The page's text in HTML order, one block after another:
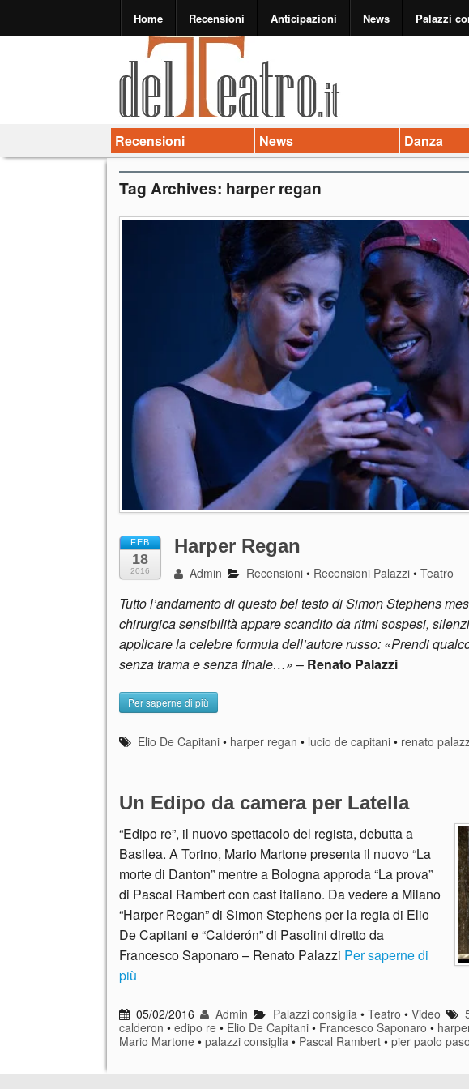
Home Recensioni Anticipazioni News Palazzi
Recensioni News Danza
Tag Archives: harper regan
FEB
18
2016
Harper Regan
Admin Recensioni • Recensioni Palazzi •Teatro
Tutto l’andamento di questo bel testo di Simon Stephens
chirurgica sensibilità appare scandito da ritmi sospesi,
applicare la celebre formula dell’autore russo: «Prendi
senza trama e senza finale…» – Renato Palazzi
Per saperne di più
Elio De Capitani • harper regan • lucio de capitani • renato
Un Edipo da camera per Latella
“Edipo re”, il nuovo spettacolo del regista, debutta a
Basilea. A Torino, Mario Martone presenta il nuovo “La
morte di Danton” mentre a Bologna approda “La prova”
di Pascal Rambert con cast italiano. Da vedere a Milano
“Harper Regan” di Simon Stephens per la regia di Elio
De Capitani e “Calderón” di Pasolini diretto da
Francesco Saponaro – Renato Palazzi Per saperne di
più
05/02/2016 Admin Palazzi consiglia• Teatro • Video
calderon • edipo re • Elio De Capitani • Francesco Saponaro •
Mario Martone • palazzi consiglia • Pascal Rambert • pier paolo